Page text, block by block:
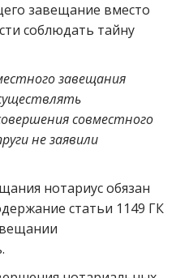
завещание вместо
соблюдать тайну
завещания
совместного
не заявили
нотариус обязан
статьи 1149 ГК